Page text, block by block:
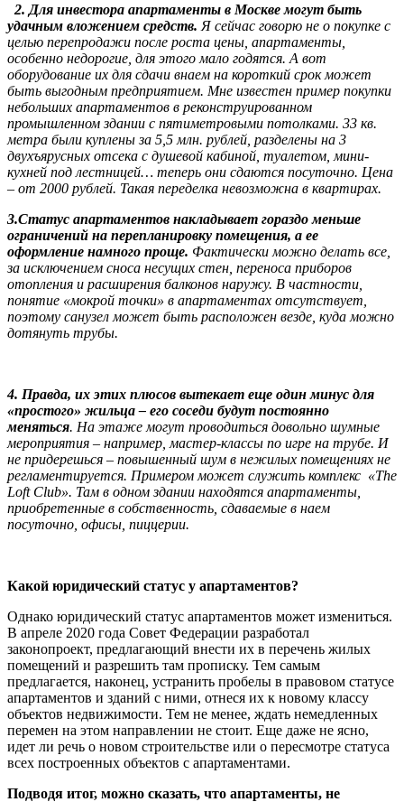
2. Для инвестора апартаменты в Москве могут быть
удачным вложением средств. Я сейчас говорю не о покупке с
целью перепродажи после роста цены, апартаменты,
особенно недорогие, для этого мало годятся. А вот
оборудование их для сдачи внаем на короткий срок может
быть выгодным предприятием. Мне известен пример покупки
небольших апартаментов в реконструированном
промышленном здании с пятиметровыми потолками. 33 кв.
метра были куплены за 5,5 млн. рублей, разделены на 3
двухъярусных отсека с душевой кабиной, туалетом, мини-
кухней под лестницей… теперь они сдаются посуточно. Цена
– от 2000 рублей. Такая переделка невозможна в квартирах.
3.Статус апартаментов накладывает гораздо меньше
ограничений на перепланировку помещения, а ее
оформление намного проще. Фактически можно делать все,
за исключением сноса несущих стен, переноса приборов
отопления и расширения балконов наружу. В частности,
понятие «мокрой точки» в апартаментах отсутствует,
поэтому санузел может быть расположен везде, куда можно
дотянуть трубы.
4. Правда, их этих плюсов вытекает еще один минус для
«простого» жильца – его соседи будут постоянно
меняться. На этаже могут проводиться довольно шумные
мероприятия – например, мастер-классы по игре на трубе. И
не придерешься – повышенный шум в нежилых помещениях не
регламентируется. Примером может служить комплекс «The
Loft Club». Там в одном здании находятся апартаменты,
приобретенные в собственность, сдаваемые в наем
посуточно, офисы, пиццерии.
Какой юридический статус у апартаментов?
Однако юридический статус апартаментов может измениться.
В апреле 2020 года Совет Федерации разработал
законопроект, предлагающий внести их в перечень жилых
помещений и разрешить там прописку. Тем самым
предлагается, наконец, устранить пробелы в правовом статусе
апартаментов и зданий с ними, отнеся их к новому классу
объектов недвижимости. Тем не менее, ждать немедленных
перемен на этом направлении не стоит. Еще даже не ясно,
идет ли речь о новом строительстве или о пересмотре статуса
всех построенных объектов с апартаментами.
Подводя итог, можно сказать, что апартаменты, не